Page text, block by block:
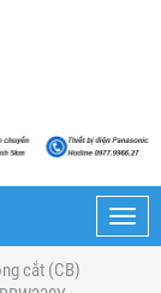
cắt (CB)